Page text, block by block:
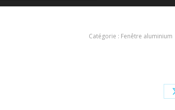
Catégorie : Fenêtre aluminium